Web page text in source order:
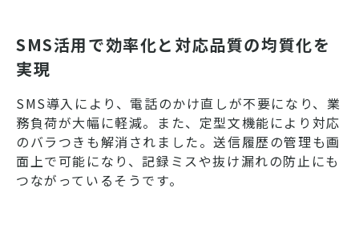
SMS活用で効率化と対応品質の均質化を
実現
SMS導入により、電話のかけ直しが不要になり、業
務負荷が大幅に軽減。また、定型文機能により対応
のバラつきも解消されました。送信履歴の管理も画
面上で可能になり、記録ミスや抜け漏れの防止にも
つながっているそうです。